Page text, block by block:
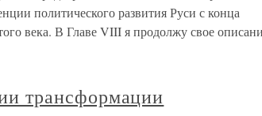
политического развития Руси с конца
века. В Главе VIII я продолжу свое
трансформации